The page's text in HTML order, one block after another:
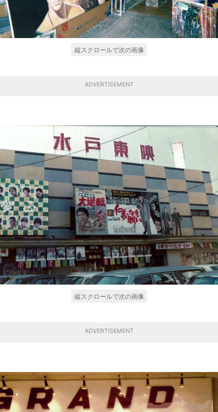
縦スクロールで次の画像
ADVERTISEMENT
縦スクロールで次の画像
ADVERTISEMENT